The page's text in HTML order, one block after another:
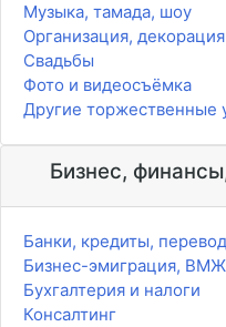
Музыка, тамада, шоу
Организация,
Свадьбы
Фото и видеосъёмка
Другие торжественные
Бизнес,
Банки, кредиты,
Бизнес-эмиграция,
Бухгалтерия и налоги
Консалтинг